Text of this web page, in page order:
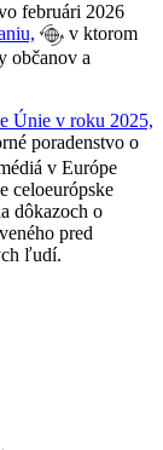
februári 2026
v ktorom
občanov a
Únie v roku 2025,
poradenstvo o
v Európe
celoeurópske
dôkazoch o
pred
ľudí.